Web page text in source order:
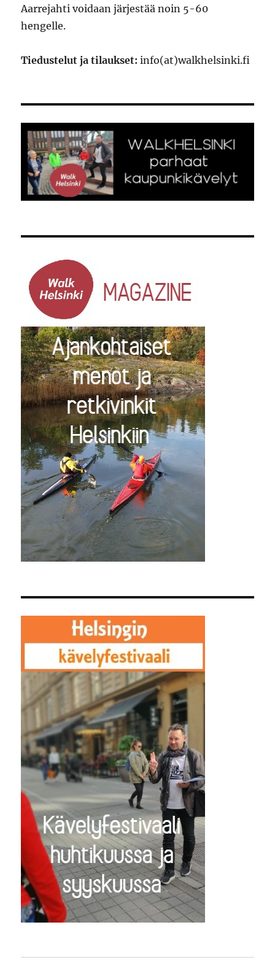
Aarrejahti voidaan järjestää noin 5-60
hengelle.
Tiedustelut ja tilaukset: info(at)walkhelsinki.fi